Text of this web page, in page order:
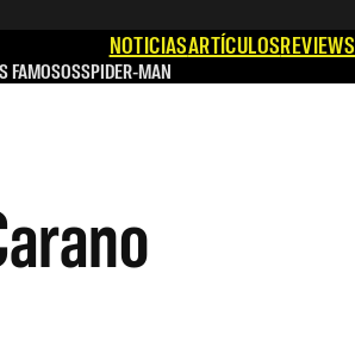
NOTICIASARTÍCULOSREVIEWS
FAMOSOSSPIDER-MAN